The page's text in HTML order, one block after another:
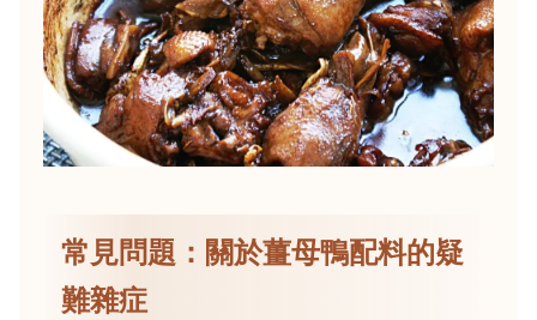
常見問題：關於薑母鴨配料的疑
難雜症